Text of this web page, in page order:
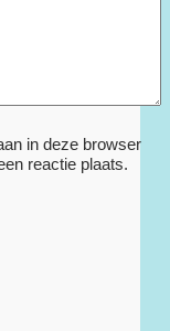
in deze browser
reactie plaats.